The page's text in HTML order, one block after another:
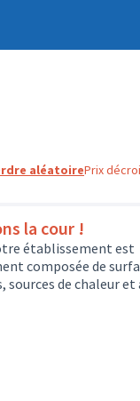
aléatoirePrix
la cour !
établissement est
composée de
sources de chaleur